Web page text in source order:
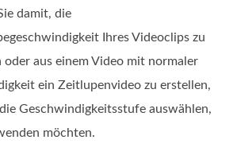
damit, die
Ihres Videoclips zu
oder aus einem Video mit normaler
ein Zeitlupenvideo zu erstellen,
Geschwindigkeitsstufe auswählen,
möchten.